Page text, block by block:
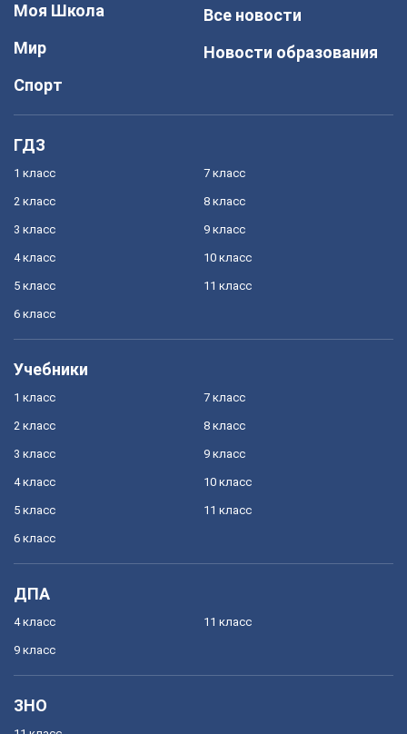
Моя Школа
Мир
Спорт
Все новости
Новости образования
ГДЗ
1 класс
2 класс
3 класс
4 класс
5 класс
6 класс
7 класс
8 класс
9 класс
10 класс
11 класс
Учебники
1 класс
2 класс
3 класс
4 класс
5 класс
6 класс
7 класс
8 класс
9 класс
10 класс
11 класс
ДПА
4 класс
9 класс
11 класс
ЗНО